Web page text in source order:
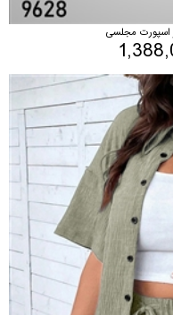
مجلسی